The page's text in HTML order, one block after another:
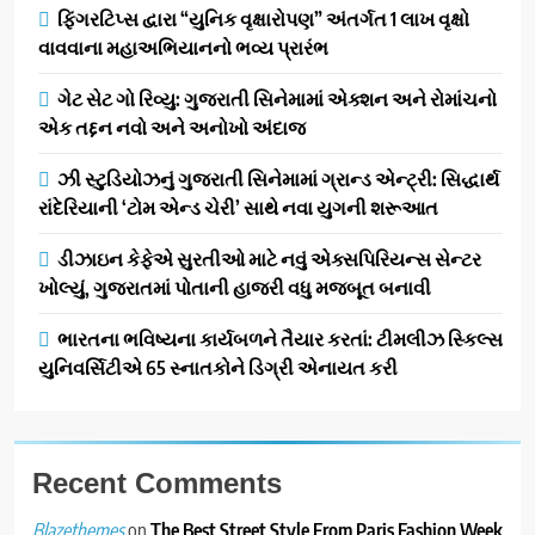
કાર્ડ રીડિંગ અંગે માહિતી આપી
AHMEDABAD
ફિંગરટિપ્સ દ્વારા “યુનિક
વૃક્ષારોપણ” અંતર્ગત 1 લાખ વૃક્ષો
પ્રારંભ
AHMEDABAD
ગેટ સેટ ગો રિવ્યુ: ગુજરાતી
સિનેમામાં એક્શન અને રોમાંચનો
અંદાજ
ગ્રાન્ડ એન્ટ્રી: સિદ્ધાર્થ રાંદેરિયાની
‘ટોમ એન્ડ ચેરી’ સાથે નવા યુગની
શરૂઆત
ENTERTAINMENT
ફિંગરટિપ્સ દ્વારા “યુનિક વૃક્ષારોપણ” અંતર્ગત 1 લાખ વૃક્ષો
વાવવાના મહાઅભિયાનનો ભવ્ય પ્રારંભ
ગેટ સેટ ગો રિવ્યુ: ગુજરાતી સિનેમામાં એક્શન અને રોમાંચનો
એક તદ્દન નવો અને અનોખો અંદાજ
ઝી સ્ટુડિયોઝનું ગુજરાતી સિનેમામાં ગ્રાન્ડ એન્ટ્રી: સિદ્ધાર્થ
રાંદેરિયાની ‘ટોમ એન્ડ ચેરી’ સાથે નવા યુગની શરૂઆત
ડીઝાઇન કેફેએ સુરતીઓ માટે નવું એક્સપિરિયન્સ સેન્ટર
ખોલ્યું, ગુજરાતમાં પોતાની હાજરી વધુ મજબૂત બનાવી
ભારતના ભવિષ્યના કાર્યબળને તૈયાર કરતાં: ટીમલીઝ સ્કિલ્સ
યુનિવર્સિટીએ 65 સ્નાતકોને ડિગ્રી એનાયત કરી
Recent Comments
onThe Best Street Style From Paris Fashion Week